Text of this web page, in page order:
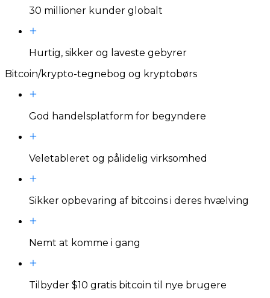
30 millioner kunder globalt
Hurtig, sikker og laveste gebyrer
Bitcoin/krypto-tegnebog og kryptobørs
God handelsplatform for begyndere
Veletableret og pålidelig virksomhed
Sikker opbevaring af bitcoins i deres hvælving
Nemt at komme i gang
Tilbyder $10 gratis bitcoin til nye brugere